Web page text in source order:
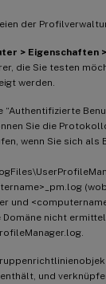
der
> Eigenschaften
die Sie testen
werden.
“Authentifizierte
Sie die
wenn Sie sich als
und
Domäne nicht
und